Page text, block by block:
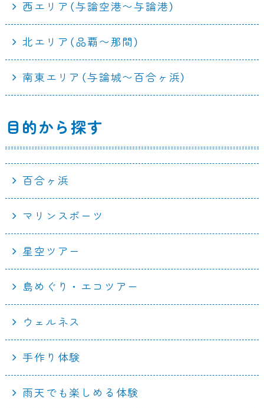
西エリア（与論空港〜与論港）
北エリア（品覇〜那間）
南東エリア（与論城〜百合ヶ浜）
目的から探す
百合ヶ浜
マリンスポーツ
星空ツアー
島めぐり・エコツアー
ウェルネス
手作り体験
雨天でも楽しめる体験